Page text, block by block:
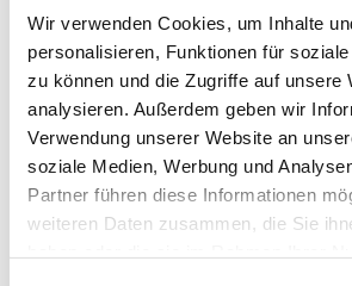
Wir verwenden Cookies, um Inhalte
personalisieren, Funktionen für
zu können und die Zugriffe auf unsere
analysieren. Außerdem geben wir
Verwendung unserer Website an
soziale Medien, Werbung und
Partner führen diese Informationen
weiteren Daten zusammen, die Sie